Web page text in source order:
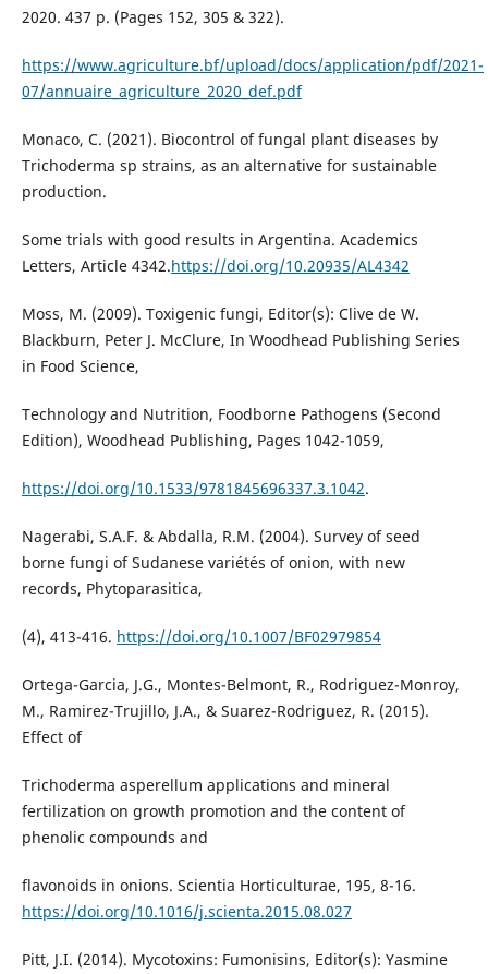
2020. 437 p. (Pages 152, 305 & 322).
https://www.agriculture.bf/upload/docs/application/pdf/2021-
07/annuaire_agriculture_2020_def.pdf
Monaco, C. (2021). Biocontrol of fungal plant diseases by
Trichoderma sp strains, as an alternative for sustainable
production.
Some trials with good results in Argentina. Academics
Letters, Article 4342.https://doi.org/10.20935/AL4342
Moss, M. (2009). Toxigenic fungi, Editor(s): Clive de W.
Blackburn, Peter J. McClure, In Woodhead Publishing Series
in Food Science,
Technology and Nutrition, Foodborne Pathogens (Second
Edition), Woodhead Publishing, Pages 1042-1059,
https://doi.org/10.1533/9781845696337.3.1042.
Nagerabi, S.A.F. & Abdalla, R.M. (2004). Survey of seed
borne fungi of Sudanese variétés of onion, with new
records, Phytoparasitica,
(4), 413-416. https://doi.org/10.1007/BF02979854
Ortega-Garcia, J.G., Montes-Belmont, R., Rodriguez-Monroy,
M., Ramirez-Trujillo, J.A., & Suarez-Rodriguez, R. (2015).
Effect of
Trichoderma asperellum applications and mineral
fertilization on growth promotion and the content of
phenolic compounds and
flavonoids in onions. Scientia Horticulturae, 195, 8-16.
https://doi.org/10.1016/j.scienta.2015.08.027
Pitt, J.I. (2014). Mycotoxins: Fumonisins, Editor(s): Yasmine